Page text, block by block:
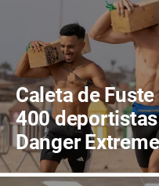
Caleta de
400 deportistas
Danger Extreme